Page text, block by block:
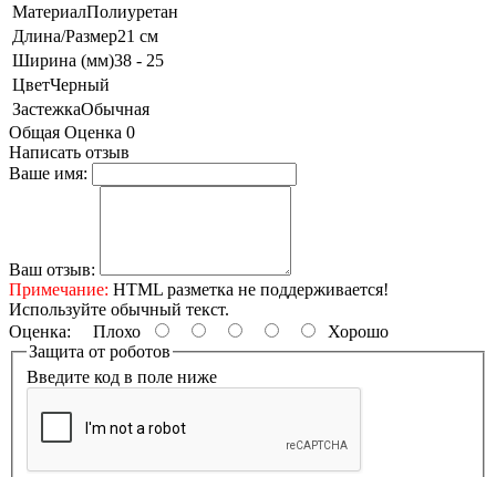
МатериалПолиуретан
Длина/Размер21 см
Ширина (мм)38 - 25
ЦветЧерный
ЗастежкаОбычная
Общая Оценка 0
Написать отзыв
Ваше имя:
Ваш отзыв:
Примечание: HTML разметка не поддерживается!
Используйте обычный текст.
Оценка: Плохо
Хорошо
Защита от роботов
Введите код в поле ниже